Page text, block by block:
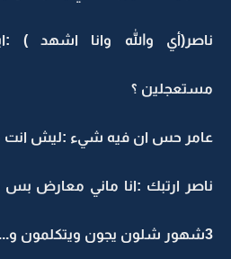
ناصر(أي والله وانا اشهد )
مستعجلين ؟
عامر حس ان فيه شيء :ليش انت
ناصر ارتبك :انا ماني معارض بس
3شهور شلون يجون ويتكلمون و............